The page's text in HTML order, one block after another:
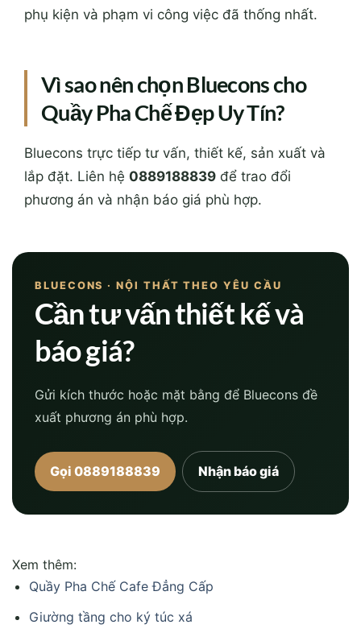
phụ kiện và phạm vi công việc đã thống nhất.
Vì sao nên chọn Bluecons cho
Quầy Pha Chế Đẹp Uy Tín?
Bluecons trực tiếp tư vấn, thiết kế, sản xuất và
lắp đặt. Liên hệ 0889188839 để trao đổi
phương án và nhận báo giá phù hợp.
BLUECONS · NỘI THẤT THEO YÊU CẦU
Cần tư vấn thiết kế và
báo giá?
Gửi kích thước hoặc mặt bằng để Bluecons đề
xuất phương án phù hợp.
Gọi 0889188839 Nhận báo giá
Xem thêm:
Quầy Pha Chế Cafe Đẳng Cấp
Giường tầng cho ký túc xá